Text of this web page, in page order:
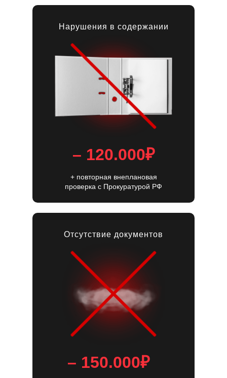
Нарушения в содержании
– 120.000₽
+ повторная внеплановая
проверка c Прокуратурой РФ
Отсутствие документов
– 150.000₽